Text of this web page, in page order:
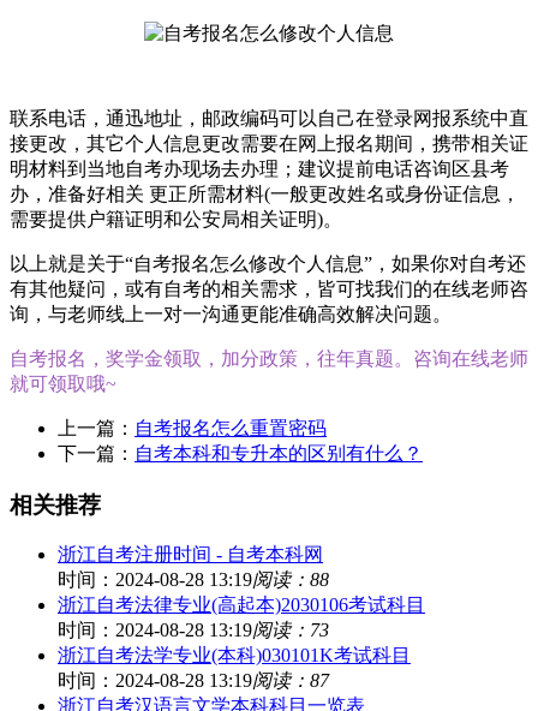
联系电话，通迅地址，邮政编码可以自己在登录网报系统中直
接更改，其它个人信息更改需要在网上报名期间，携带相关证
明材料到当地自考办现场去办理；建议提前电话咨询区县考
办，准备好相关 更正所需材料(一般更改姓名或身份证信息，
需要提供户籍证明和公安局相关证明)。
以上就是关于“自考报名怎么修改个人信息”，如果你对自考还
有其他疑问，或有自考的相关需求，皆可找我们的在线老师咨
询，与老师线上一对一沟通更能准确高效解决问题。
自考报名，奖学金领取，加分政策，往年真题。咨询在线老师
就可领取哦~
上一篇： 自考报名怎么重置密码
下一篇： 自考本科和专升本的区别有什么？
相关推荐
浙江自考注册时间 - 自考本科网
时间：2024-08-28 13:19阅读：88
浙江自考法律专业(高起本)2030106考试科目
时间：2024-08-28 13:19阅读：73
浙江自考法学专业(本科)030101K考试科目
时间：2024-08-28 13:19阅读：87
浙江自考汉语言文学本科科目一览表